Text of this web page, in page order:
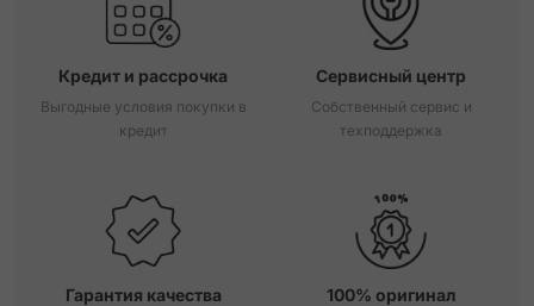
Кредит и рассрочка
Выгодные условия покупки в
кредит
Сервисный центр
Собственный сервис и
техподдержка
Гарантия качества 100% оригинал